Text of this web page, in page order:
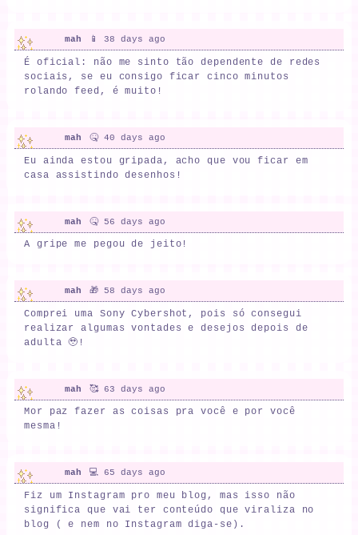
mah 📱 38 days ago
É oficial: não me sinto tão dependente de redes
sociais, se eu consigo ficar cinco minutos
rolando feed, é muito!
mah 🤒 40 days ago
Eu ainda estou gripada, acho que vou ficar em
casa assistindo desenhos!
mah 🤒 56 days ago
A gripe me pegou de jeito!
mah 🎁 58 days ago
Comprei uma Sony Cybershot, pois só consegui
realizar algumas vontades e desejos depois de
adulta 🥹!
mah 🥰 63 days ago
Mor paz fazer as coisas pra você e por você
mesma!
mah 💻 65 days ago
Fiz um Instagram pro meu blog, mas isso não
significa que vai ter conteúdo que viraliza no
blog ( e nem no Instagram diga-se).